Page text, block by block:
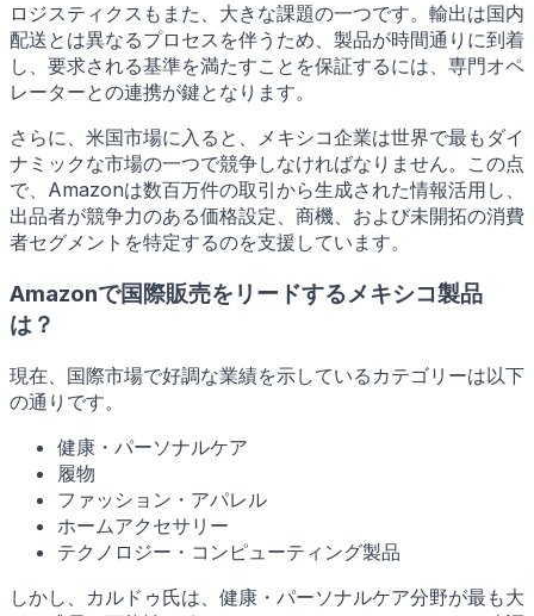
ロジスティクスもまた、大きな課題の一つです。輸出は国内
配送とは異なるプロセスを伴うため、製品が時間通りに到着
し、要求される基準を満たすことを保証するには、専門オペ
レーターとの連携が鍵となります。
さらに、米国市場に入ると、メキシコ企業は世界で最もダイ
ナミックな市場の一つで競争しなければなりません。この点
で、Amazonは数百万件の取引から生成された情報活用し、
出品者が競争力のある価格設定、商機、および未開拓の消費
者セグメントを特定するのを支援しています。
Amazonで国際販売をリードするメキシコ製品
は？
現在、国際市場で好調な業績を示しているカテゴリーは以下
の通りです。
健康・パーソナルケア
履物
ファッション・アパレル
ホームアクセサリー
テクノロジー・コンピューティング製品
しかし、カルドゥ氏は、健康・パーソナルケア分野が最も大